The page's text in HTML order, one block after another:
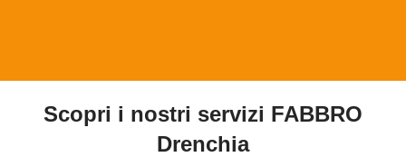
Scopri i nostri servizi FABBRO
Drenchia